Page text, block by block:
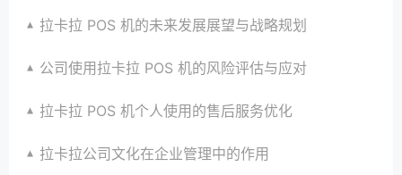
拉卡拉 POS 机的未来发展展望与战略规划
公司使用拉卡拉 POS 机的风险评估与应对
拉卡拉 POS 机个人使用的售后服务优化
拉卡拉公司文化在企业管理中的作用